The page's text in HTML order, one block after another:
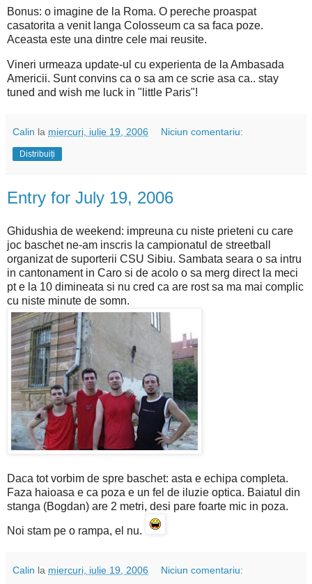
Bonus: o imagine de la Roma. O pereche proaspat
casatorita a venit langa Colosseum ca sa faca poze.
Aceasta este una dintre cele mai reusite.
Vineri urmeaza update-ul cu experienta de la Ambasada
Americii. Sunt convins ca o sa am ce scrie asa ca.. stay
tuned and wish me luck in "little Paris"!
Calin la miercuri, iulie 19, 2006 Niciun comentariu:
Distribuiți
Entry for July 19, 2006
Ghidushia de weekend: impreuna cu niste prieteni cu care
joc baschet ne-am inscris la campionatul de streetball
organizat de suporterii CSU Sibiu. Sambata seara o sa intru
in cantonament in Caro si de acolo o sa merg direct la meci
pt e la 10 dimineata si nu cred ca are rost sa ma mai complic
cu niste minute de somn.
Daca tot vorbim de spre baschet: asta e echipa completa.
Faza haioasa e ca poza e un fel de iluzie optica. Baiatul din
stanga (Bogdan) are 2 metri, desi pare foarte mic in poza.
Noi stam pe o rampa, el nu.
Calin la miercuri, iulie 19, 2006 Niciun comentariu: